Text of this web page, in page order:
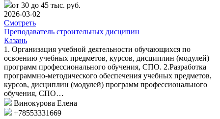
от 30 до 45 тыс. руб.
2026-03-02
Смотреть
Преподаватель строительных дисципин
Казань
1. Организация учебной деятельности обучающихся по
освоению учебных предметов, курсов, дисциплин (модулей)
программ профессионального обучения, СПО. 2.Разработка
программно-методического обеспечения учебных предметов,
курсов, дисциплин (модулей) программ профессионального
обучения, СПО…
Винокурова Елена
+78553331669